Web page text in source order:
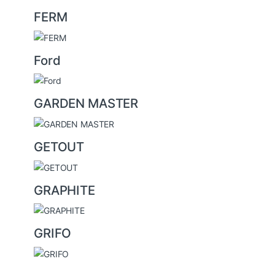
FERM
Ford
GARDEN MASTER
GETOUT
GRAPHITE
GRIFO